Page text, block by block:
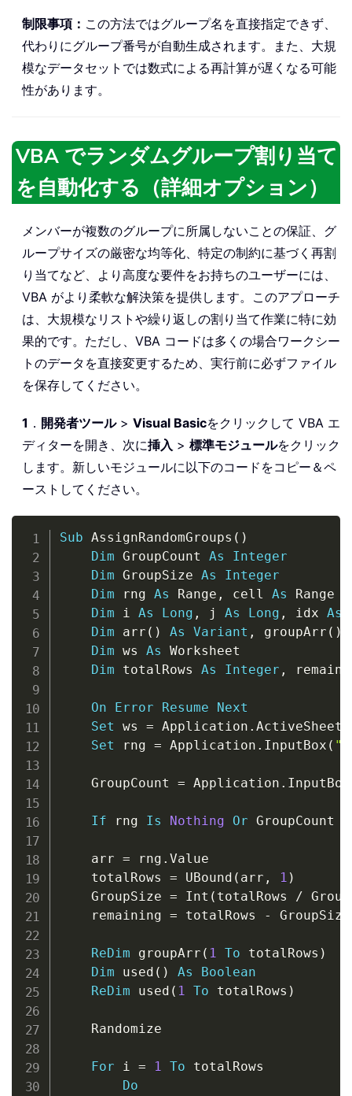
制限事項： この方法ではグループ名を直接指定できず、
代わりにグループ番号が自動生成されます。また、大規
模なデータセットでは数式による再計算が遅くなる可能
性があります。
VBA でランダムグループ割り当て
を自動化する（詳細オプション）
メンバーが複数のグループに所属しないことの保証、グ
ループサイズの厳密な均等化、特定の制約に基づく再割
り当てなど、より高度な要件をお持ちのユーザーには、
VBA がより柔軟な解決策を提供します。このアプローチ
は、大規模なリストや繰り返しの割り当て作業に特に効
果的です。ただし、VBA コードは多くの場合ワークシー
トのデータを直接変更するため、実行前に必ずファイル
を保存してください。
1 ． 開発者ツール> Visual Basicをクリックして VBA エ
ディターを開き、次に挿入 > 標準モジュールをクリック
します。新しいモジュールに以下のコードをコピー＆ペ
ーストしてください。
Sub AssignRandomGroups ( )
Dim GroupCount As
Integer
Dim GroupSize As
Integer
Dim rng As Range , cell As Range
Dim i As Long , j As Long , idx As
Dim arr ( ) As Variant , groupArr ( )
Dim ws As Worksheet
Dim totalRows As Integer ,
On Error Resume
Next
Set ws = Application . ActiveSheet
Set rng = Application . InputBox (
    GroupCount
= Application . InputBox
If rng Is Nothing Or GroupCount
    arr
= rng . Value
    totalRows
= UBound ( arr , 1 )
    GroupSize
= Int ( totalRows /
    remaining
= totalRows -
ReDim groupArr ( 1 To totalRows )
Dim used ( ) As
Boolean
ReDim used ( 1 To totalRows )
    Randomize
For i = 1 To totalRows
Do